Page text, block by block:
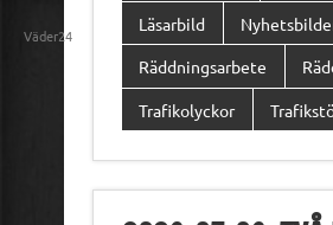
Läsarbild
Räddningsarbete
Trafikolyckor
Väder24